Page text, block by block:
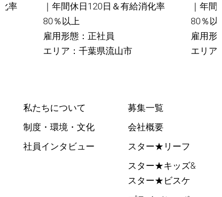
率
｜年間休日120日＆有給消化率
80％以上
雇用形態：正社員
エリア：千葉県流山市
｜年
80％以
雇用形
エリア
私たちについて
制度・環境・文化
社員インタビュー
募集一覧
会社概要
スター★リーフ
スター★キッズ&
スター★ビスケ